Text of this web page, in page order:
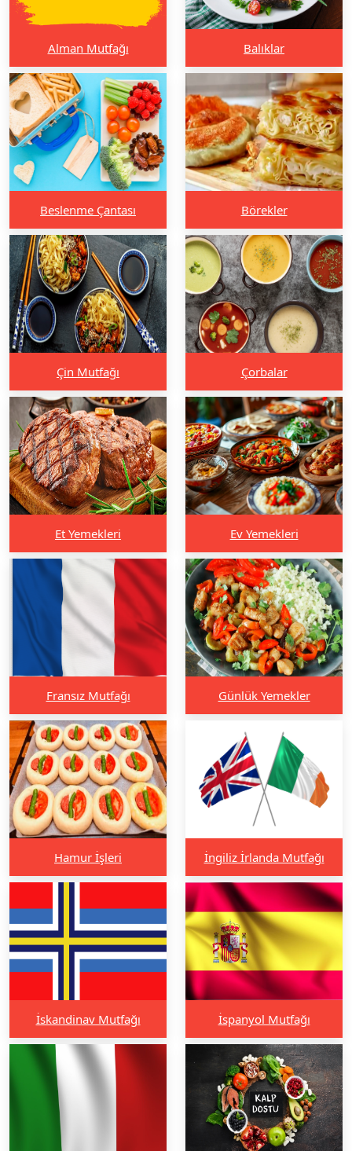
Alman Mutfağı Balıklar
Beslenme Çantası Börekler
Çin Mutfağı Çorbalar
Et Yemekleri Ev Yemekleri
Fransız Mutfağı Günlük Yemekler
Hamur İşleri İngiliz İrlanda Mutfağı
İskandinav Mutfağı İspanyol Mutfağı